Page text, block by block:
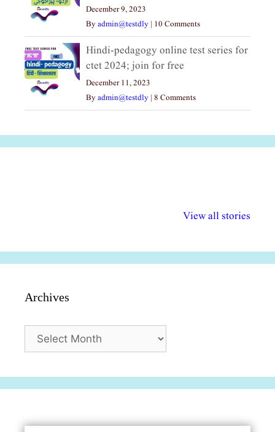
December 9, 2023
Byadmin@testdly | 10 Comments
Hindi-pedagogy online test series for
ctet 2024; join for free
December 11, 2023
Byadmin@testdly | 8 Comments
View all stories
अधिकार दिवस| 18
वर्षातील
Archives